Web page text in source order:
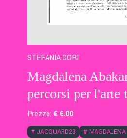
STEFANIA GORI
Magdalena
percorsi per l'arte
Prezzo: € 6.00
# JACQUARD23 #